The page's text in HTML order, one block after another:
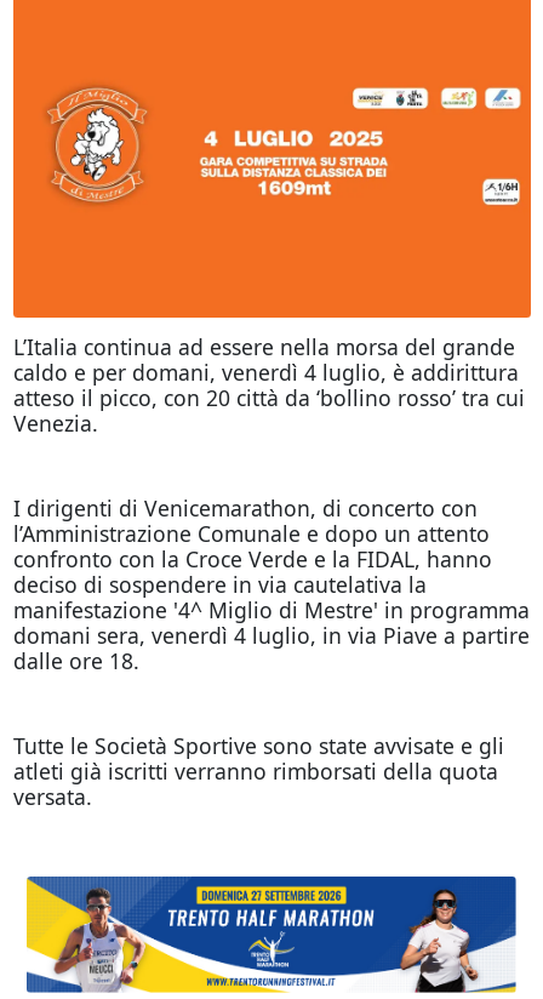
L’Italia continua ad essere nella morsa del grande
caldo e per domani, venerdì 4 luglio, è addirittura
atteso il picco, con 20 città da ‘bollino rosso’ tra cui
Venezia.
I dirigenti di Venicemarathon, di concerto con
l’Amministrazione Comunale e dopo un attento
confronto con la Croce Verde e la FIDAL, hanno
deciso di sospendere in via cautelativa la
manifestazione '4^ Miglio di Mestre' in programma
domani sera, venerdì 4 luglio, in via Piave a partire
dalle ore 18.
Tutte le Società Sportive sono state avvisate e gli
atleti già iscritti verranno rimborsati della quota
versata.